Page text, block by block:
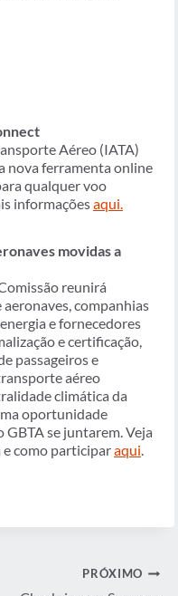
Aéreo (IATA)
nova ferramenta online
qualquer voo
informaçõesaqui.
movidas a
reunirá
companhias
e fornecedores
e certificação,
passageiros e
aéreo
climática da
oportunidade
se juntarem. Veja
e como participaraqui.
PRÓXIMO